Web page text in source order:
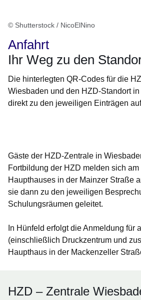
© Shutterstock / NicoElNino
Anfahrt
Ihr Weg zu den
Die hinterlegten QR-Codes für die
Wiesbaden und den HZD-Standort
direkt zu den jeweiligen Einträgen
Gäste der HZD-Zentrale in
Fortbildung der HZD melden sich
Haupthauses in der Mainzer Straße
sie dann zu den jeweiligen
Schulungsräumen geleitet.
In Hünfeld erfolgt die Anmeldung für
(einschließlich Druckzentrum und
Haupthaus in der Mackenzeller
HZD – Zentrale